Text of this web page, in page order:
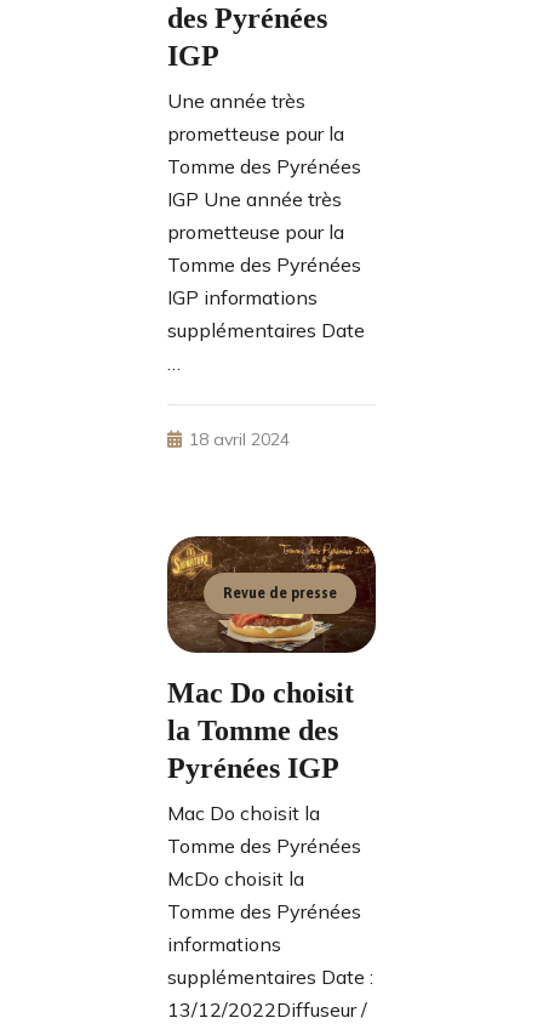
des Pyrénées
IGP
Une année très
prometteuse pour la
Tomme des Pyrénées
IGP Une année très
prometteuse pour la
Tomme des Pyrénées
IGP informations
supplémentaires Date
18 avril 2024
Revue de presse
Mac Do choisit
la Tomme des
Pyrénées IGP
Mac Do choisit la
Tomme des Pyrénées
McDo choisit la
Tomme des Pyrénées
informations
supplémentaires Date :
13/12/2022Diffuseur /